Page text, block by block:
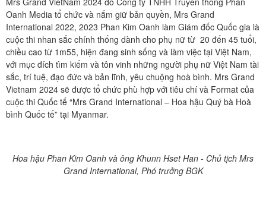
Oanh Media tổ chức và nắm giữ bản quyền, Mrs Grand
International 2022, 2023 Phan Kim Oanh làm Giám đốc Quốc gia là
cuộc thi nhan sắc chính thống dành cho phụ nữ từ 20 đến 45 tuổi,
chiều cao từ 1m55, hiện đang sinh sống và làm việc tại Việt Nam,
với mục đích tìm kiếm và tôn vinh những người phụ nữ Việt Nam tài
sắc, trí tuệ, đạo đức và bản lĩnh, yêu chuộng hoà bình. Mrs Grand
Vietnam 2024 sẽ được tổ chức phù hợp với tiêu chí và Format của
cuộc thi Quốc tế “Mrs Grand International – Hoa hậu Quý bà Hoà
bình Quốc tế” tại Myanmar.
Hoa hậu Phan Kim Oanh và ông Khunn Hset Han - Chủ tịch Mrs
Grand International, Phó trưởng BGK